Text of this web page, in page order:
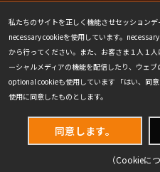
私たちのサイトを正しく機能させセッション
necessary cookieを使用しています。
から行ってください。また、お客さま１人１
ーシャルメディアの機能を配信したり、ウェブ
optional cookieも使用しています 「はい、同
使用に同意したものとします。
同意します。
（Cookieに
プライバシーポリシー
ファンコンテンツ・ポリシー
会社情報